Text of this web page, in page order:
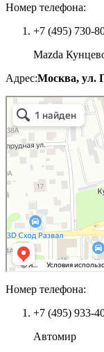
Номер телефона:
+7 (495) 730-
Mazda
Адрес:Москва, ул.
Номер телефона:
+7 (495) 933-
Автомир